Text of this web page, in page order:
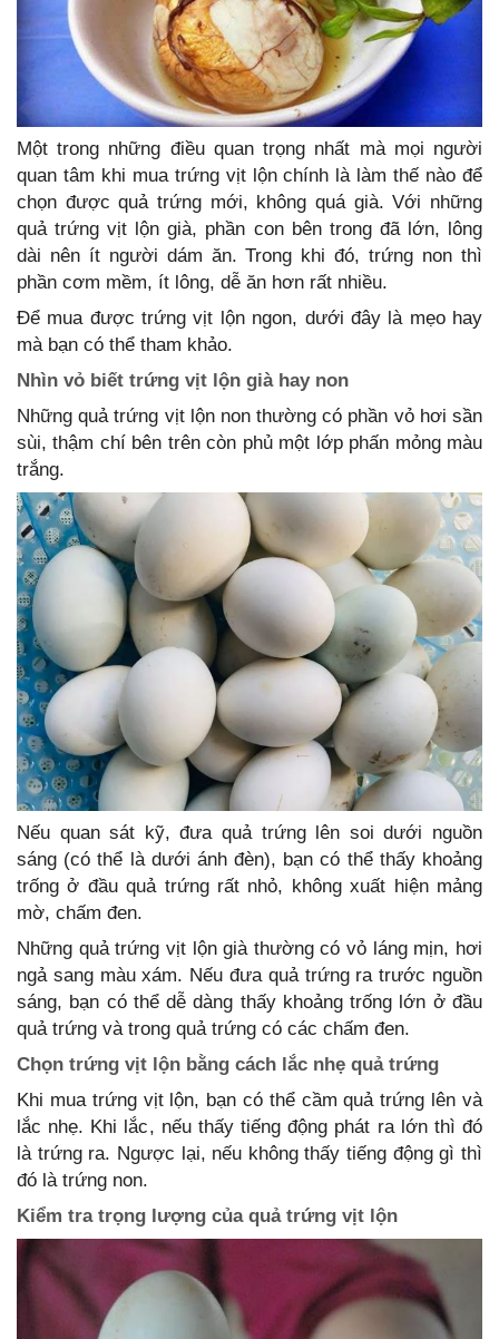
Một trong những điều quan trọng nhất mà mọi người
quan tâm khi mua trứng vịt lộn chính là làm thế nào để
chọn được quả trứng mới, không quá già. Với những
quả trứng vịt lộn già, phần con bên trong đã lớn, lông
dài nên ít người dám ăn. Trong khi đó, trứng non thì
phần cơm mềm, ít lông, dễ ăn hơn rất nhiều.
Để mua được trứng vịt lộn ngon, dưới đây là mẹo hay
mà bạn có thể tham khảo.
Nhìn vỏ biết trứng vịt lộn già hay non
Những quả trứng vịt lộn non thường có phần vỏ hơi sần
sùi, thậm chí bên trên còn phủ một lớp phấn mỏng màu
trắng.
Nếu quan sát kỹ, đưa quả trứng lên soi dưới nguồn
sáng (có thể là dưới ánh đèn), bạn có thể thấy khoảng
trống ở đầu quả trứng rất nhỏ, không xuất hiện mảng
mờ, chấm đen.
Những quả trứng vịt lộn già thường có vỏ láng mịn, hơi
ngả sang màu xám. Nếu đưa quả trứng ra trước nguồn
sáng, bạn có thể dễ dàng thấy khoảng trống lớn ở đầu
quả trứng và trong quả trứng có các chấm đen.
Chọn trứng vịt lộn bằng cách lắc nhẹ quả trứng
Khi mua trứng vịt lộn, bạn có thể cầm quả trứng lên và
lắc nhẹ. Khi lắc, nếu thấy tiếng động phát ra lớn thì đó
là trứng ra. Ngược lại, nếu không thấy tiếng động gì thì
đó là trứng non.
Kiểm tra trọng lượng của quả trứng vịt lộn